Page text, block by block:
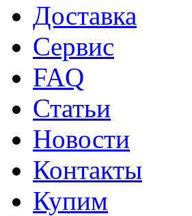
Доставка
Сервис
FAQ
Статьи
Новости
Контакты
Купим